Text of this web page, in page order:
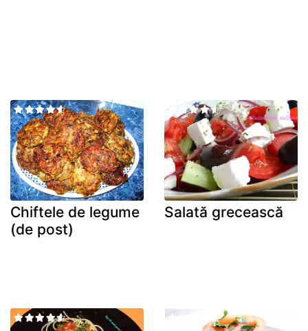
Chiftele de legume
(de post)
Salată grecească